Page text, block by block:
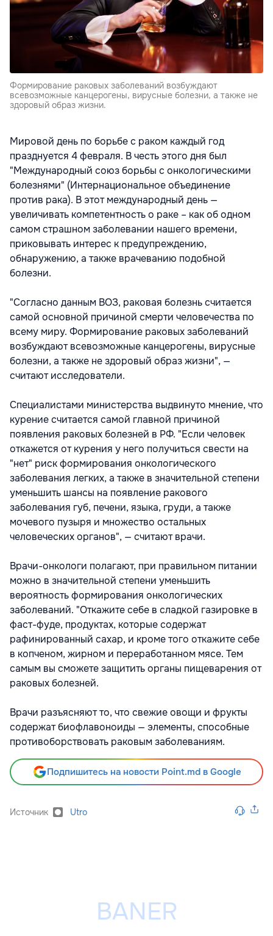
Формирование раковых заболеваний возбуждают
всевозможные канцерогены, вирусные болезни, а также не
здоровый образ жизни.
Мировой день по борьбе с раком каждый год
празднуется 4 февраля. В честь этого дня был
"Международный союз борьбы с онкологическими
болезнями" (Интернациональное объединение
против рака). В этот международный день —
увеличивать компетентность о раке – как об одном
самом страшном заболевании нашего времени,
приковывать интерес к предупреждению,
обнаружению, а также врачеванию подобной
болезни.
"Согласно данным ВОЗ, раковая болезнь считается
самой основной причиной смерти человечества по
всему миру. Формирование раковых заболеваний
возбуждают всевозможные канцерогены, вирусные
болезни, а также не здоровый образ жизни", —
считают исследователи.
Специалистами министерства выдвинуто мнение, что
курение считается самой главной причиной
появления раковых болезней в РФ. "Если человек
откажется от курения у него получиться свести на
"нет" риск формирования онкологического
заболевания легких, а также в значительной степени
уменьшить шансы на появление ракового
заболевания губ, печени, языка, груди, а также
мочевого пузыря и множество остальных
человеческих органов", — считают врачи.
Врачи-онкологи полагают, при правильном питании
можно в значительной степени уменьшить
вероятность формирования онкологических
заболеваний. "Откажите себе в сладкой газировке в
фаст-фуде, продуктах, которые содержат
рафинированный сахар, и кроме того откажите себе
в копченом, жирном и переработанном мясе. Тем
самым вы сможете защитить органы пищеварения от
раковых болезней.
Врачи разъясняют то, что свежие овощи и фрукты
содержат биофлавоноиды — элементы, способные
противоборствовать раковым заболеваниям.
Подпишитесь на новости Point.md в Google
Источник Utro